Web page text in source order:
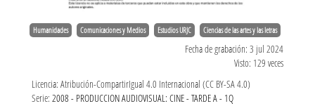
Humanidades Comunicaciones y Medios Estudios URJC Ciencias de las artes y las letras
Fecha de grabación: 3 jul 2024
Visto: 129 veces
Licencia: Atribución-CompartirIgual 4.0 Internacional (CC BY-SA 4.0)
Serie: 2008 - PRODUCCION AUDIOVISUAL: CINE - TARDE A - 1Q